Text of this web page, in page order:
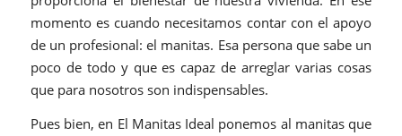
momento es cuando necesitamos contar con el apoyo
de un profesional: el manitas. Esa persona que sabe un
poco de todo y que es capaz de arreglar varias cosas
que para nosotros son indispensables.
Pues bien, en El Manitas Ideal ponemos al manitas que